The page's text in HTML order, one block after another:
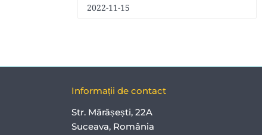
2022-11-15
Informații de contact
Str. Mărășești, 22A
Suceava, România